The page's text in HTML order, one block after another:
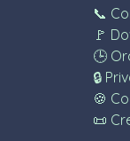
📞
🚩
🕒
🔒
🍪
📜